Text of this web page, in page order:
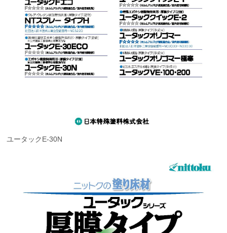
ユータックE-30N